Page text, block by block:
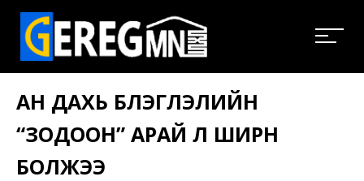
АН ДАХЬ БҮЛЭГЛЭЛИЙН
“ЗОДООН” АРАЙ Л ШИРҮҮН
БОЛЖЭЭ